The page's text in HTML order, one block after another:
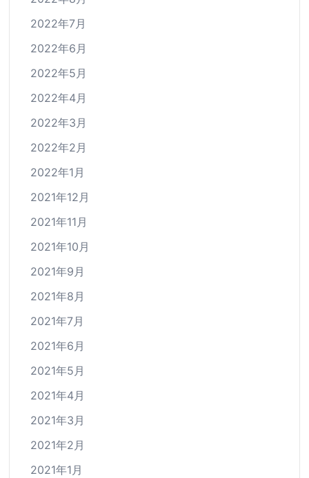
2022年7月
2022年6月
2022年5月
2022年4月
2022年3月
2022年2月
2022年1月
2021年12月
2021年11月
2021年10月
2021年9月
2021年8月
2021年7月
2021年6月
2021年5月
2021年4月
2021年3月
2021年2月
2021年1月